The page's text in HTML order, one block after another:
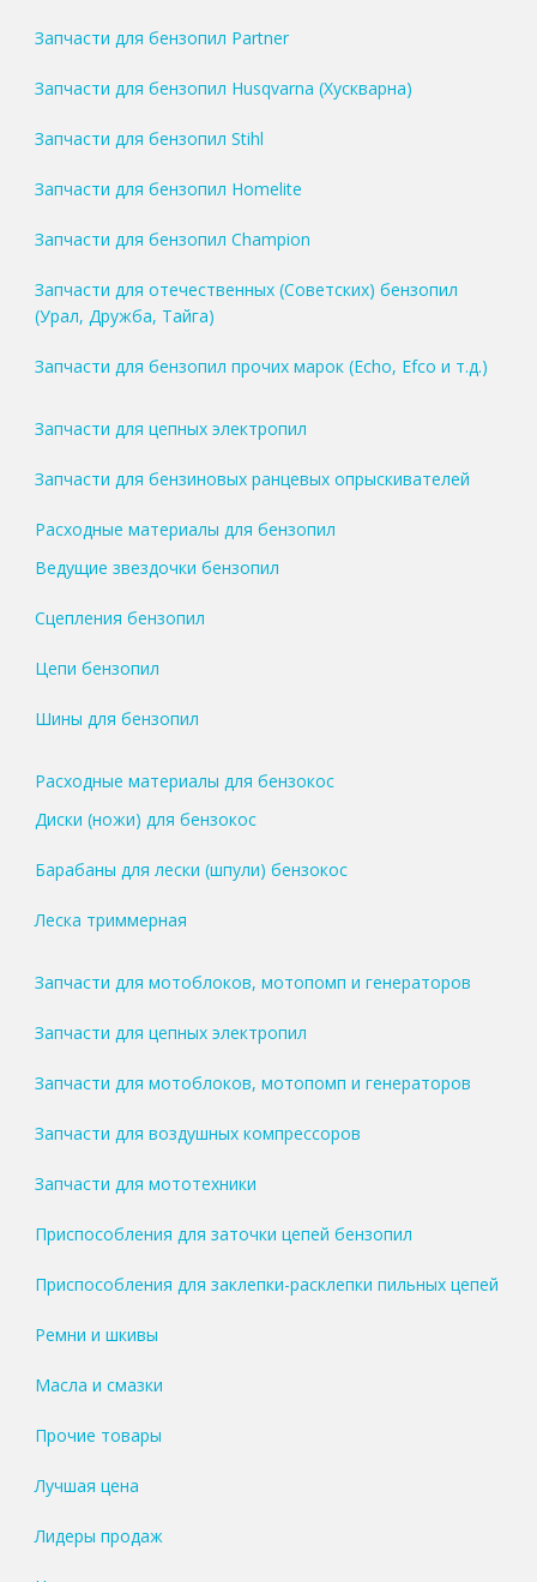
Запчасти для бензопил Partner
Запчасти для бензопил Husqvarna (Хускварна)
Запчасти для бензопил Stihl
Запчасти для бензопил Homelite
Запчасти для бензопил Champion
Запчасти для отечественных (Советских) бензопил
(Урал, Дружба, Тайга)
Запчасти для бензопил прочих марок (Echo, Efco и т.д.)
Запчасти для цепных электропил
Запчасти для бензиновых ранцевых опрыскивателей
Расходные материалы для бензопил
Ведущие звездочки бензопил
Сцепления бензопил
Цепи бензопил
Шины для бензопил
Расходные материалы для бензокос
Диски (ножи) для бензокос
Барабаны для лески (шпули) бензокос
Леска триммерная
Запчасти для мотоблоков, мотопомп и генераторов
Запчасти для цепных электропил
Запчасти для мотоблоков, мотопомп и генераторов
Запчасти для воздушных компрессоров
Запчасти для мототехники
Приспособления для заточки цепей бензопил
Приспособления для заклепки-расклепки пильных цепей
Ремни и шкивы
Масла и смазки
Прочие товары
Лучшая цена
Лидеры продаж